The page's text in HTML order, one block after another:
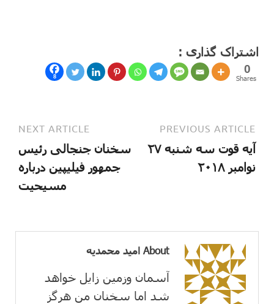
اشتراک گذاری :
8
0
Shares
PREVIOUS ARTICLE
آیه قوت سه شنبه ۲۷
نوامبر ۲۰۱۸
NEXT ARTICLE
سخنان جنجالی رئیس
جمهور فیلیپین درباره
مسیحیت
About امید محمدیه
آسمان وزمین زايل خواهد
شد اما سخنان من هرگز